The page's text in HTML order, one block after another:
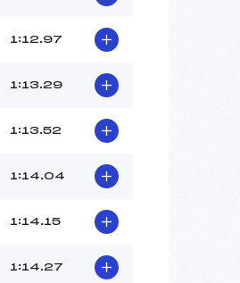
-3
1:12.97
1:13.29
1:13.52
1:14.04
1:14.15
1:14.27